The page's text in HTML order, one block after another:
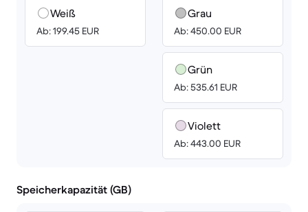
Weiß
Ab: 199.45 EUR
Grau
Ab: 450.00 EUR
Grün
Ab: 535.61 EUR
Violett
Ab: 443.00 EUR
Speicherkapazität (GB)